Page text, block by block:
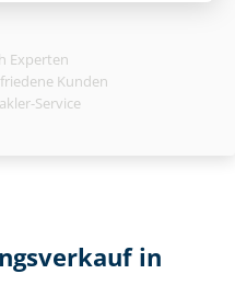
Experten
Kunden
Service
in